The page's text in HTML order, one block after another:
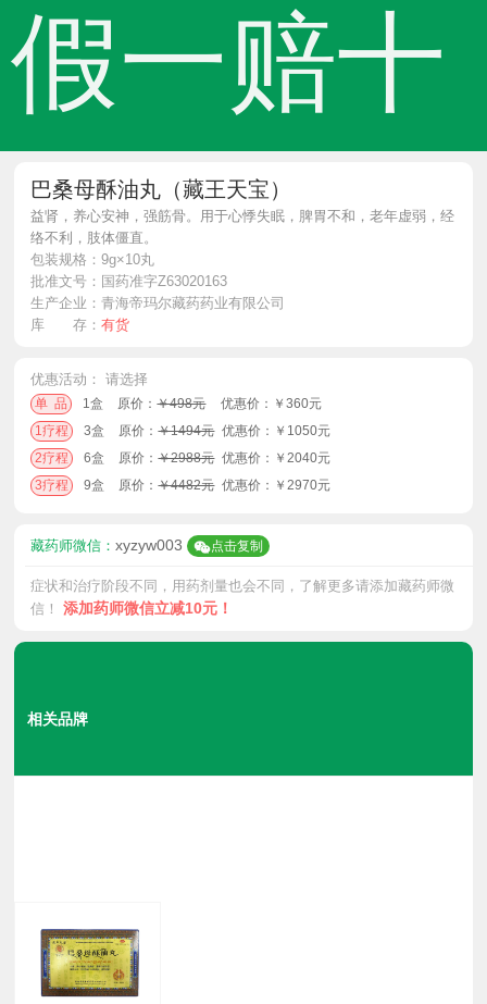
假一赔十
巴桑母酥油丸（藏王天宝）
益肾，养心安神，强筋骨。用于心悸失眠，脾胃不和，老年虚弱，经
络不利，肢体僵直。
包装规格：9g×10丸
批准文号： 国药准字Z63020163
生产企业：青海帝玛尔藏药药业有限公司
库 存：有货
优惠活动：请选择
单 品 1盒 原价：￥498元
优惠价：￥360元
1疗程
3盒 原价：￥1494元 优惠价：￥1050元
2疗程
6盒 原价：￥2988元 优惠价：￥2040元
3疗程
9盒 原价：￥4482元 优惠价：￥2970元
藏药师微信：xyzyw003 点击复制
症状和治疗阶段不同，用药剂量也会不同，了解更多请添加藏药师微
信！添加药师微信立减10元！
相关品牌